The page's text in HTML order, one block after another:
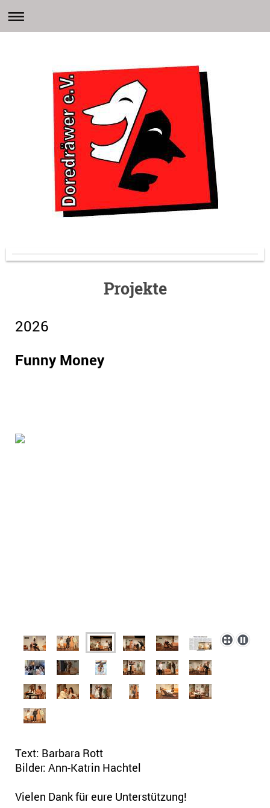
Projekte
2026
Funny Money
Text: Barbara Rott
Bilder: Ann-Katrin Hachtel
Vielen Dank für eure Unterstützung!